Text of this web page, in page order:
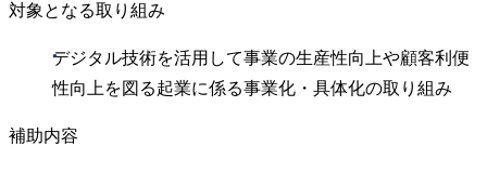
対象となる取り組み
デジタル技術を活用して事業の生産性向上や顧客利便
性向上を図る起業に係る事業化・具体化の取り組み
補助内容